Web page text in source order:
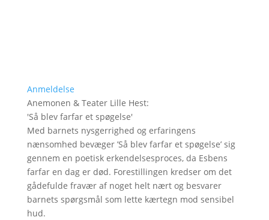
Anmeldelse
Anemonen & Teater Lille Hest:
'Så blev farfar et spøgelse'
Med barnets nysgerrighed og erfaringens
nænsomhed bevæger ’Så blev farfar et spøgelse’ sig
gennem en poetisk erkendelsesproces, da Esbens
farfar en dag er død. Forestillingen kredser om det
gådefulde fravær af noget helt nært og besvarer
barnets spørgsmål som lette kærtegn mod sensibel
hud.